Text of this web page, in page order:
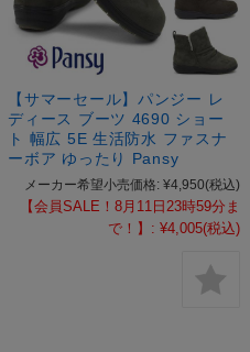
【サマーセール】パンジー レ
ディース ブーツ 4690 ショー
ト 幅広 5E 生活防水 ファスナ
ーボア ゆったり Pansy
メーカー希望小売価格: ¥4,950(税込)
【会員SALE！8月11日23時59分ま
で！】: ¥4,005(税込)